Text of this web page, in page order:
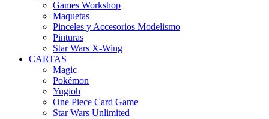
Games Workshop
Maquetas
Pinceles y Accesorios Modelismo
Pinturas
Star Wars X-Wing
CARTAS
Magic
Pokémon
Yugioh
One Piece Card Game
Star Wars Unlimited